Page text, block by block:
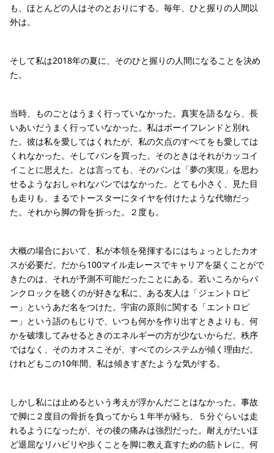
も、ほとんどの人はそのとおりにする。毎年、ひと握りの人間以
外は。
そして私は2018年の夏に、そのひと握りの人間になることを決め
た。
当時、ものごとはうまく行っていなかった。真実を語るなら、長
いあいだうまく行っていなかった。私はボーイフレンドと別れ
た。彼は私を愛してはくれたが、私の欠点のすべてをも愛しては
くれなかった。そしてバンを買った。そのときはそれがカッコイ
イことに思えた。とは言っても、そのバンは「夢の実現」を思わ
せるようなおしゃれなバンではなかった。とても小さく、見た目
も走りも、まるでトースターにタイヤを付けたような代物だっ
た。それから脚の骨を折った。２度も。
大概の場合において、私が本領を発揮するにはちょっとしたカオ
スが必要だ。だから100マイル走レースでキャリアを築くことがで
きたのは、それが予測不可能だったことにある。若いころからパ
ンクロックを聴くのが好きな私に、ある友人は「ジェントロピ
ー」というあだ名をつけた。宇宙の原則に関する「エントロピ
ー」という語のもじりで、いつも何かを作り出すときよりも、何
かを破壊してみせるときのエネルギーの方が少ないからだ。秩序
ではなく、そのカオスこそが、すべてのシステムが傾く理由だ。
けれどもこの10年間、私は傾きすぎたような気がする。
しかし私には止めるという考えが浮かんだことはなかった。事故
で脚に２度目の骨折を負ってから１年半が経ち、５分ぐらいは走
れるようになったが、その後の痛みは強烈だった。耐えがたいほ
ど退屈なリハビリや歩くことを脚に教え直すための筋トレに、何